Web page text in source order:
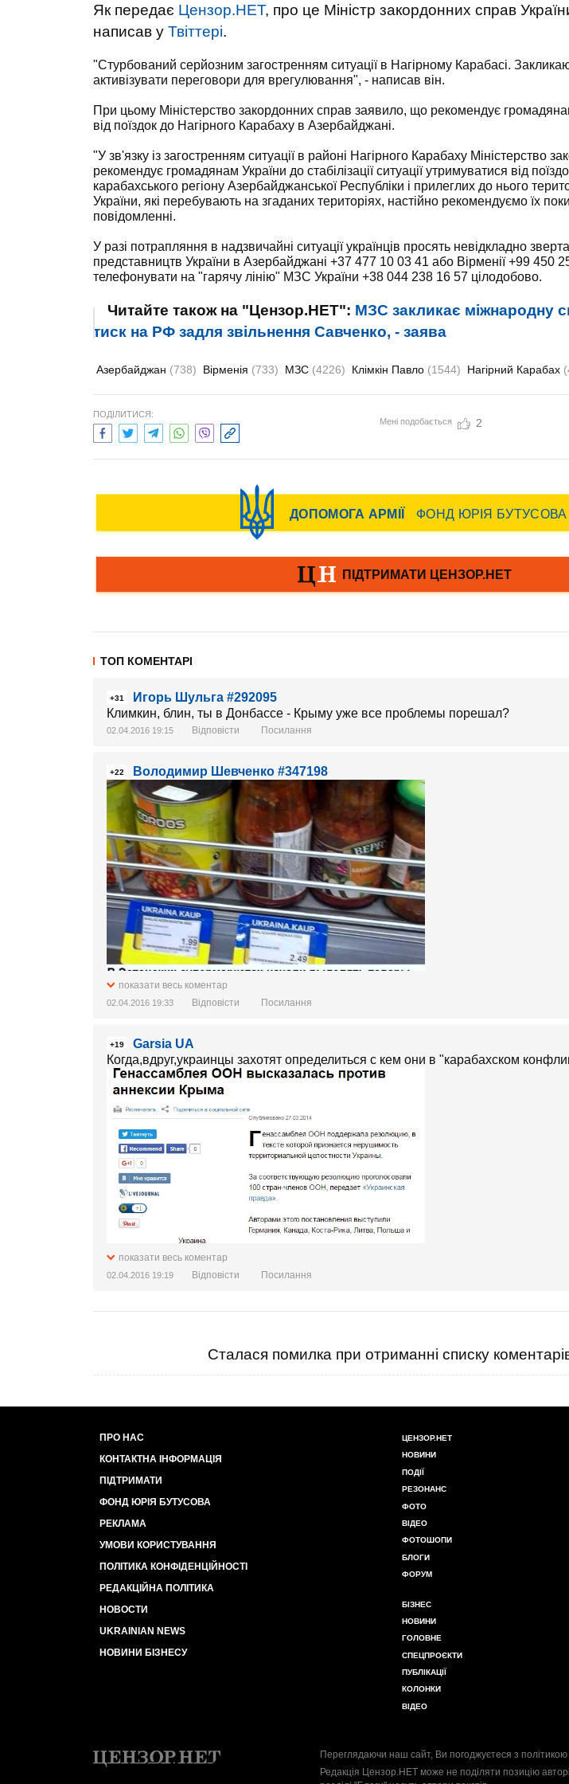
Як передає Цензор.НЕТ, про це Міністр закордонних справ
написав у Твіттері.
"Стурбований серйозним загостренням ситуації в Нагірному Карабасі.
активізувати переговори для врегулювання", - написав він.
При цьому Міністерство закордонних справ заявило, що рекомендує
від поїздок до Нагірного Карабаху в Азербайджані.
"У зв'язку із загостренням ситуації в районі Нагірного Карабаху Міністерство
рекомендує громадянам України до стабілізації ситуації утримуватися від
карабахського регіону Азербайджанської Республіки і прилеглих до нього
України, які перебувають на згаданих територіях, настійно рекомендуємо їх
повідомленні.
У разі потрапляння в надзвичайні ситуації українців просять невідкладно
представництв України в Азербайджані +37 477 10 03 41 або Вірменії +99 450
телефонувати на "гарячу лінію" МЗС України +38 044 238 16 57 цілодобово.
Читайте також на "Цензор.НЕТ": МЗС закликає міжнародну
тиск на РФ задля звільнення Савченко, - заява
Азербайджан (738) Вірменія (733) МЗС (4226) Клімкін Павло (1544) Нагірний Карабах
ПОДІЛИТИСЯ:
Мені подобається 2
ТОП КОМЕНТАРІ
+31
Игорь Шульга #292095
Климкин, блин, ты в Донбассе - Крыму уже все проблемы порешал?
02.04.2016 19:15 Відповісти Посилання
+22 Володимир Шевченко #347198
показати весь коментар
02.04.2016 19:33 Відповісти Посилання
+19
Garsia UA
Когда,вдруг,украинцы захотят определиться с кем они в "карабахском
показати весь коментар
02.04.2016 19:19 Відповісти Посилання
Сталася помилка при отриманні списку
ПРО НАС
КОНТАКТНА ІНФОРМАЦІЯ
ПІДТРИМАТИ
ФОНД ЮРІЯ БУТУСОВА
РЕКЛАМА
УМОВИ КОРИСТУВАННЯ
ПОЛІТИКА КОНФІДЕНЦІЙНОСТІ
РЕДАКЦІЙНА ПОЛІТИКА
НОВОСТИ
UKRAINIAN NEWS
НОВИНИ БІЗНЕСУ
ЦЕНЗОР.НЕТ
НОВИНИ
ПОДІЇ
РЕЗОНАНС
ФОТО
ВІДЕО
ФОТОШОПИ
БЛОГИ
ФОРУМ
БІЗНЕС
НОВИНИ
ГОЛОВНЕ
СПЕЦПРОЄКТИ
ПУБЛІКАЦІЇ
КОЛОНКИ
ВІДЕО
Переглядаючи наш сайт, Ви погоджуєтеся з політикою
Редакція Цензор.НЕТ може не поділяти позицію